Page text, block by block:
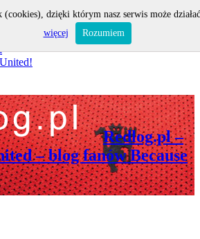
Redlog.pl –
– blog fanów Because
(cookies), dzięki którym nasz serwis może
więcej
Rozumiem